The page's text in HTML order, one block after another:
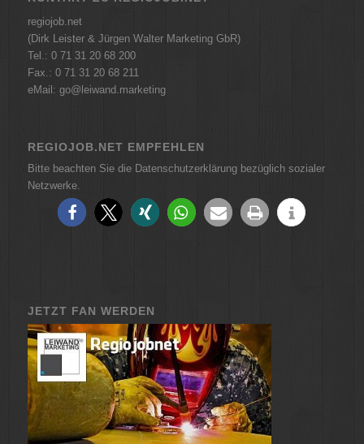
regiojob.net
(Dirk Leister & Jürgen Walter Marketing GbR)
Tel.: 0 71 31 20 68 200
Fax.: 0 71 31 20 68 211
eMail: go@leiwand.marketing
REGIOJOB.NET EMPFEHLEN
Bitte beachten Sie die Datenschutzerklärung bezüglich sozialer
Netzwerke.
JETZT FAN WERDEN